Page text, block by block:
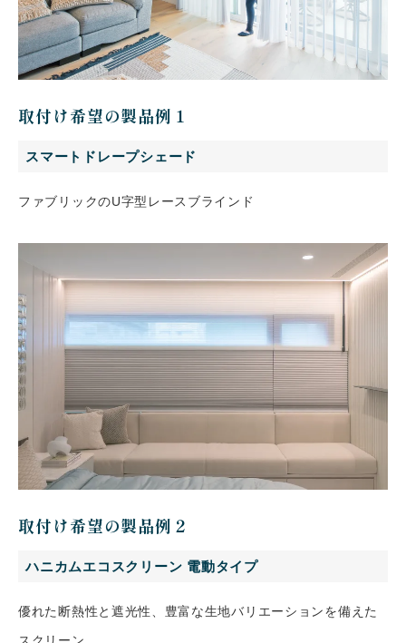
取付け希望の製品例１
スマートドレープシェード
ファブリックのU字型レースブラインド
取付け希望の製品例２
ハニカムエコスクリーン 電動タイプ
優れた断熱性と遮光性、豊富な生地バリエーションを備えた